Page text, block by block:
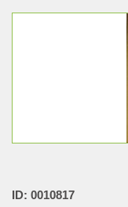
ID: 0010817